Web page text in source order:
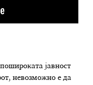
јавност
невозможно е да